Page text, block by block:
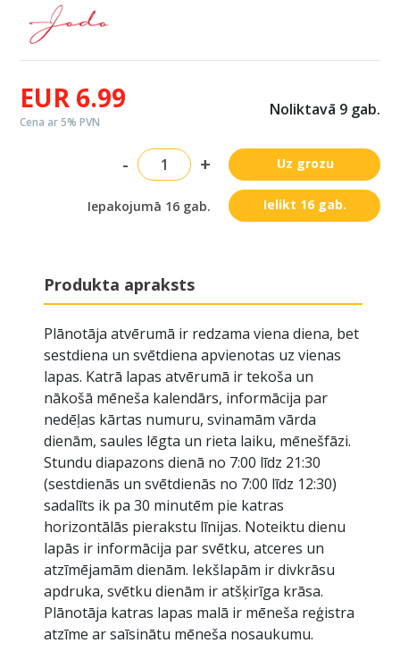
EUR 6.99
Cena ar 5% PVN
Noliktavā 9 gab.
- + Uz grozu
Iepakojumā 16 gab. Ielikt 16 gab.
Produkta apraksts
Plānotāja atvērumā ir redzama viena diena, bet
sestdiena un svētdiena apvienotas uz vienas
lapas. Katrā lapas atvērumā ir tekoša un
nākošā mēneša kalendārs, informācija par
nedēļas kārtas numuru, svinamām vārda
dienām, saules lēgta un rieta laiku, mēnešfāzi.
Stundu diapazons dienā no 7:00 līdz 21:30
(sestdienās un svētdienās no 7:00 līdz 12:30)
sadalīts ik pa 30 minutēm pie katras
horizontālās pierakstu līnijas. Noteiktu dienu
lapās ir informācija par svētku, atceres un
atzīmējamām dienām. Iekšlapām ir divkrāsu
apdruka, svētku dienām ir atšķirīga krāsa.
Plānotāja katras lapas malā ir mēneša reģistra
atzīme ar saīsinātu mēneša nosaukumu.